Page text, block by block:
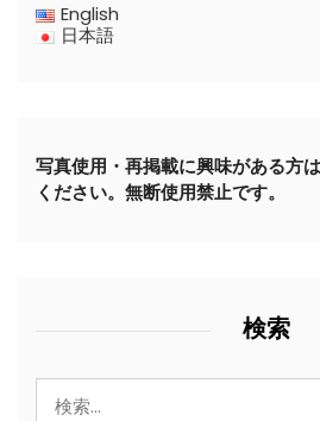
English
日本語
写真使用・再掲載に興味がある方
ください。無断使用禁止です。
検索